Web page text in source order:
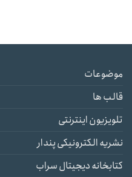
موضوعات
قالب ها
تلویزیون اینترنتی
نشریه الکترونیکی پندار
کتابخانه دیجیتال سراب